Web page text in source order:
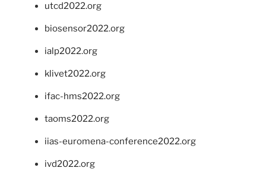
utcd2022.org
biosensor2022.org
ialp2022.org
klivet2022.org
ifac-hms2022.org
taoms2022.org
iias-euromena-conference2022.org
ivd2022.org